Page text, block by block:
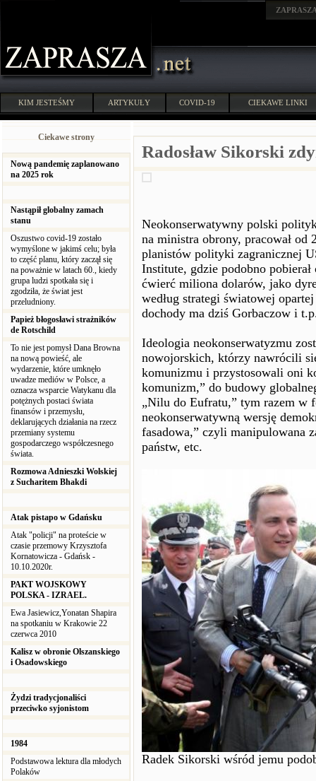
KIM JESTEŚMY ARTYKUŁY COVID-19 CIEKAWE LINKI
Ciekawe strony
Nową pandemię zaplanowano
na 2025 rok
Nastąpił globalny zamach
stanu
Oszustwo covid-19 zostało
wymyślone w jakimś celu; była
to część planu, który zaczął się
na poważnie w latach 60., kiedy
grupa ludzi spotkała się i
zgodziła, że świat jest
przeludniony.
Papież błogosławi strażników
de Rotschild
To nie jest pomysł Dana Browna
na nową powieść, ale
wydarzenie, które umknęło
uwadze mediów w Polsce, a
oznacza wsparcie Watykanu dla
potężnych postaci świata
finansów i przemysłu,
deklarujących działania na rzecz
przemiany systemu
gospodarczego współczesnego
świata.
Rozmowa Adnieszki Wolskiej
z Sucharitem Bhakdi
Atak pistapo w Gdańsku
Atak "policji" na proteście w
czasie przemowy Krzysztofa
Kornatowicza - Gdańsk -
10.10.2020r.
PAKT WOJSKOWY
POLSKA - IZRAEL.
Ewa Jasiewicz,Yonatan Shapira
na spotkaniu w Krakowie 22
czerwca 2010
Kalisz w obronie Olszanskiego
i Osadowskiego
Żydzi tradycjonaliści
przeciwko syjonistom
1984
Podstawowa lektura dla młodych
Polaków
Radosław Sikorski
Neokonserwatywny polski
na ministra obrony, pracował
planistów polityki zagranicznej
Institute, gdzie podobno pobierał
ćwierć miliona dolarów, jako
według strategi światowej
dochody ma dziś Gorbaczow i
Ideologia neokonserwatyzmu
nowojorskich, którzy nawrócili
komunizmu i przystosowali oni
komunizm,” do budowy
„Nilu do Eufratu,” tym razem w
neokonserwatywną wersję
fasadowa,” czyli manipulowana
państw, etc.
Radek Sikorski wśród jemu